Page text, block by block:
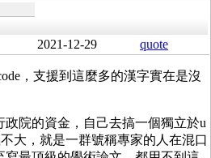
2021-12-29 quote
，支援到這麼多的漢字實在是沒
院的資金，自己去搞一個獨立於u
大，就是一群號稱專家的人在混口